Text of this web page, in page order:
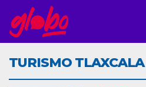
TURISMO TLAXCALA